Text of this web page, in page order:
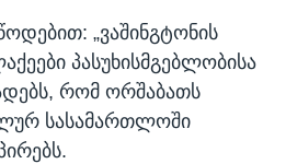
„ვაშინგტონის
პასუხისმგებლობისა
რომ ორშაბათს
სასამართლოში